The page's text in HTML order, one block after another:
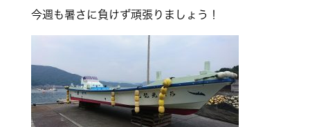
今週も暑さに負けず頑張りましょう！